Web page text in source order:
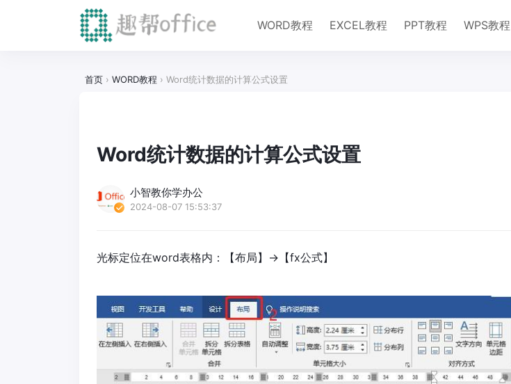
WORD教程 EXCEL教程 PPT教程 WPS教程
首页 › WORD教程 › Word统计数据的计算公式设置
Word统计数据的计算公式设置
小智教你学办公
2024-08-07 15:53:37
光标定位在word表格内：【布局】→【fx公式】